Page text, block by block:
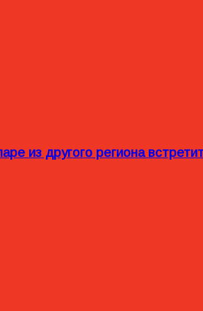
из другого региона